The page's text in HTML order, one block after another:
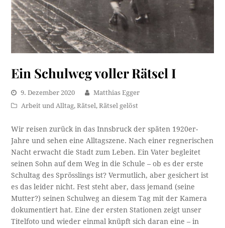
Ein Schulweg voller Rätsel I
9. Dezember 2020
Matthias Egger
Arbeit und Alltag,Rätsel,Rätsel gelöst
Wir reisen zurück in das Innsbruck der späten 1920er-
Jahre und sehen eine Alltagszene. Nach einer regnerischen
Nacht erwacht die Stadt zum Leben. Ein Vater begleitet
seinen Sohn auf dem Weg in die Schule – ob es der erste
Schultag des Sprösslings ist? Vermutlich, aber gesichert ist
es das leider nicht. Fest steht aber, dass jemand (seine
Mutter?) seinen Schulweg an diesem Tag mit der Kamera
dokumentiert hat. Eine der ersten Stationen zeigt unser
Titelfoto und wieder einmal knüpft sich daran eine – in